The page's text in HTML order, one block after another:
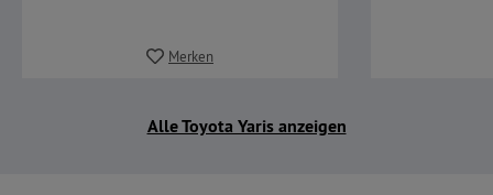
Merken
Alle Toyota Yaris anzeigen